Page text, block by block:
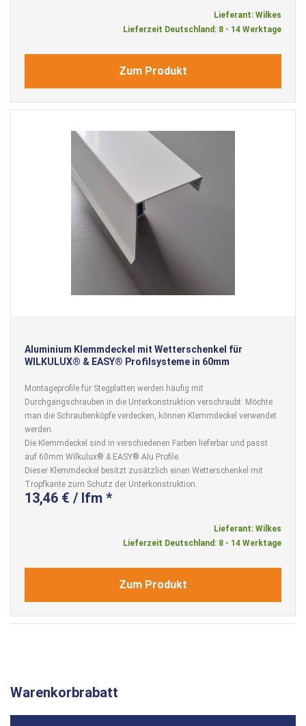
Lieferant: Wilkes
Lieferzeit Deutschland: 8 - 14 Werktage
Zum Produkt
Aluminium Klemmdeckel mit Wetterschenkel für
WILKULUX® & EASY® Profilsysteme in 60mm
Montageprofile für Stegplatten werden häufig mit
Durchgangschrauben in die Unterkonstruktion verschraubt. Möchte
man die Schraubenköpfe verdecken, können Klemmdeckel verwendet
werden.
Die Klemmdeckel sind in verschiedenen Farben lieferbar und passt
auf 60mm Wilkulux® & EASY® Alu Profile.
Dieser Klemmdeckel besitzt zusätzlich einen Wetterschenkel mit
Tropfkante zum Schutz der Unterkonstruktion.
13,46 € / lfm *
Lieferant: Wilkes
Lieferzeit Deutschland: 8 - 14 Werktage
Zum Produkt
Warenkorbrabatt